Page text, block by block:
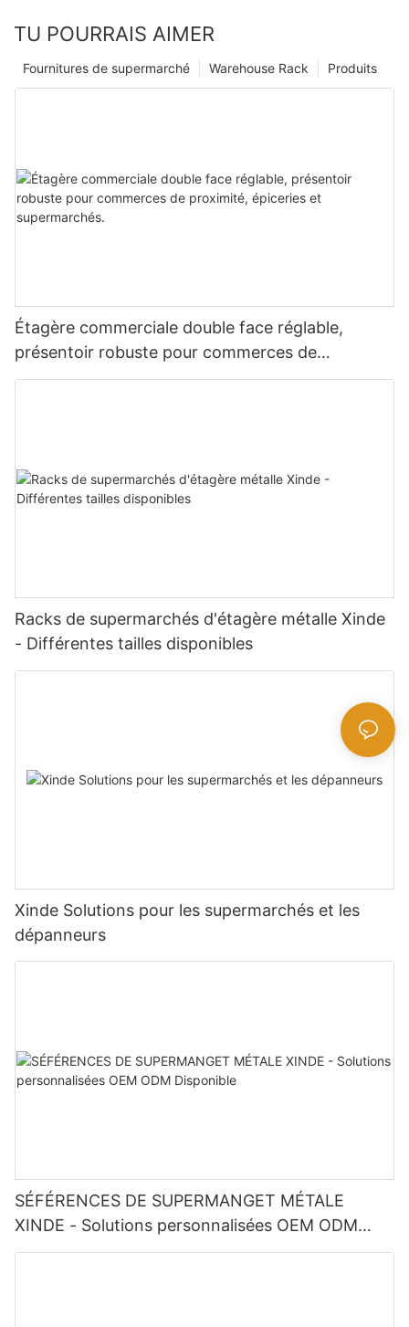
TU POURRAIS AIMER
Produits
Warehouse Rack
Fournitures de supermarché
Étagère commerciale double face réglable,
présentoir robuste pour commerces de
proximité, épiceries et supermarchés.
Racks de supermarchés d'étagère métalle Xinde
- Différentes tailles disponibles
Xinde Solutions pour les supermarchés et les
dépanneurs
SÉFÉRENCES DE SUPERMANGET MÉTALE
XINDE - Solutions personnalisées OEM ODM
Disponible